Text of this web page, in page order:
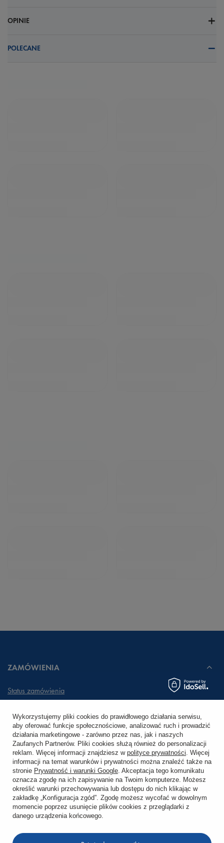
OPINIE
POLECANE
ZAMÓWIENIA
Status zamówienia
Chcę zareklamować produkt
Chcę zwrócić produkt
Chcę wymienić towar
KONTO
Wykorzystujemy pliki cookies do prawidłowego działania serwisu,
aby oferować funkcje społecznościowe, analizować ruch i prowadzić
działania marketingowe - zarówno przez nas, jak i naszych
Zaufanych Partnerów. Pliki cookies służą również do personalizacji
reklam. Więcej informacji znajdziesz w polityce prywatności. Więcej
informacji na temat warunków i prywatności można znaleźć także na
stronie Prywatność i warunki Google. Akceptacja tego komunikatu
oznacza zgodę na ich zapisywanie na Twoim komputerze. Możesz
określić warunki przechowywania lub dostępu do nich klikając w
zakładkę „Konfiguracja zgód”. Zgodę możesz wycofać w dowolnym
momencie poprzez usunięcie plików cookies z przeglądarki z
danego urządzenia końcowego.